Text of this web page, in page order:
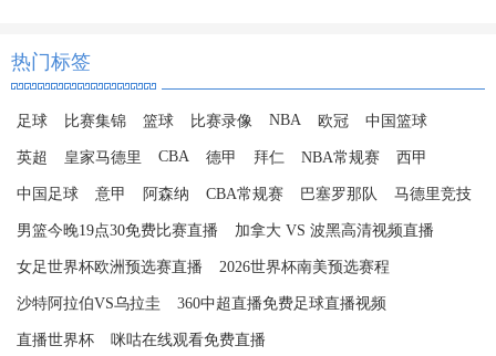
热门标签
足球 比赛集锦 篮球 比赛录像 NBA 欧冠 中国篮球
英超 皇家马德里 CBA 德甲 拜仁 NBA常规赛 西甲
中国足球 意甲 阿森纳 CBA常规赛 巴塞罗那队 马德里竞技
男篮今晚19点30免费比赛直播 加拿大 VS 波黑高清视频直播
女足世界杯欧洲预选赛直播 2026世界杯南美预选赛程
沙特阿拉伯VS乌拉圭 360中超直播免费足球直播视频
直播世界杯 咪咕在线观看免费直播